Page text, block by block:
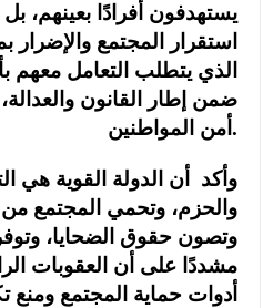
يستهدفون أفرادًا بعينهم،
استقرار المجتمع والإضرار
الذي يتطلب التعامل
ضمن إطار القانون
أمن المواطنين.
وأكد أن الدولة القوية هي
والحزم، وتحمي المجتمع من
وتصون حقوق الضحايا،
مشددًا على أن العقوبات
أدوات حماية المجتمع ومنع